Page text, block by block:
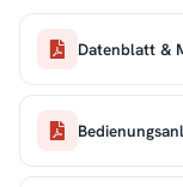
Datenblatt &